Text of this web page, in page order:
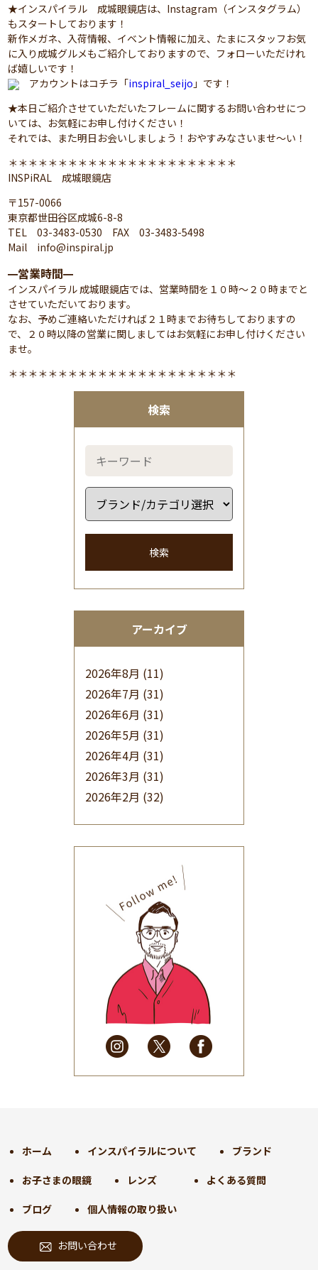
検索
検索
アーカイブ
2026年8月 (11)
2026年7月 (31)
2026年6月 (31)
2026年5月 (31)
2026年4月 (31)
2026年3月 (31)
2026年2月 (32)
(32)
2025年9月(30)
2025年8月(31)
2025年7月(37)
2025年6月(48)
2025年5月
(41)
2025年4月
(32)
2025年3月(31)
2025年2月
(28)
2024年9月(30)
2024年7月(31)
2024年6月(30)
2024年5月
2024年4月 (32)
★インスパイラル 成城眼鏡店は、Instagram（インスタグラム）
もスタートしております！
新作メガネ、入荷情報、イベント情報に加え、たまにスタッフお気
に入り成城グルメもご紹介しておりますので、フォローいただけれ
ば嬉しいです！
アカウントはコチラ「inspiral_seijo 」です！
★本日ご紹介させていただいたフレームに関するお問い合わせにつ
いては、お気軽にお申し付けください！
それでは、また明日お会いしましょう！おやすみなさいませ～い！
＊＊＊＊＊＊＊＊＊＊＊＊＊＊＊＊＊＊＊＊＊＊＊
INSPiRAL 成城眼鏡店
〒157-0066
東京都世田谷区成城6-8-8
TEL 03-3483-0530 FAX 03-3483-5498
Mail info@inspiral.jp
━営業時間━
インスパイラル 成城眼鏡店では、営業時間を１０時～２０時までと
させていただいております。
なお、予めご連絡いただければ２１時までお待ちしておりますの
で、２０時以降の営業に関しましてはお気軽にお申し付けください
ませ。
＊＊＊＊＊＊＊＊＊＊＊＊＊＊＊＊＊＊＊＊＊＊＊
ホーム インスパイラルについて ブランド
お子さまの眼鏡 レンズ よくある質問
ブログ 個人情報の取り扱い
お問い合わせ